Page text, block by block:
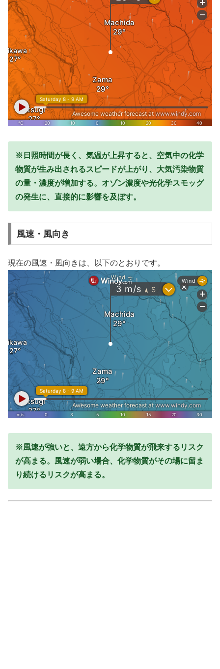
※日照時間が長く、気温が上昇すると、空気中の化学
物質が生み出されるスピードが上がり、大気汚染物質
の量・濃度が増加する。オゾン濃度や光化学スモッグ
の発生に、直接的に影響を及ぼす。
風速・風向き
現在の風速・風向きは、以下のとおりです。
※風速が強いと、遠方から化学物質が飛来するリスク
が高まる。風速が弱い場合、化学物質がその場に留ま
り続けるリスクが高まる。